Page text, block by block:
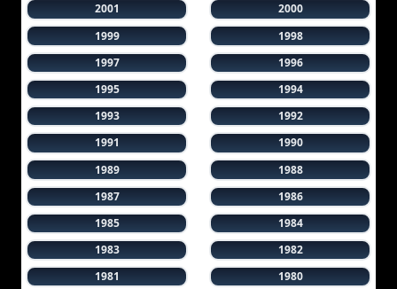
2001
2000
1999
1998
1997
1996
1995
1994
1993
1992
1991
1990
1989
1988
1987
1986
1985
1984
1983
1982
1981
1980